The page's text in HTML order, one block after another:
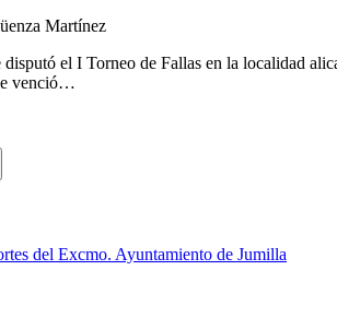
Martínez
disputó el I Torneo de Fallas en la localidad
venció…